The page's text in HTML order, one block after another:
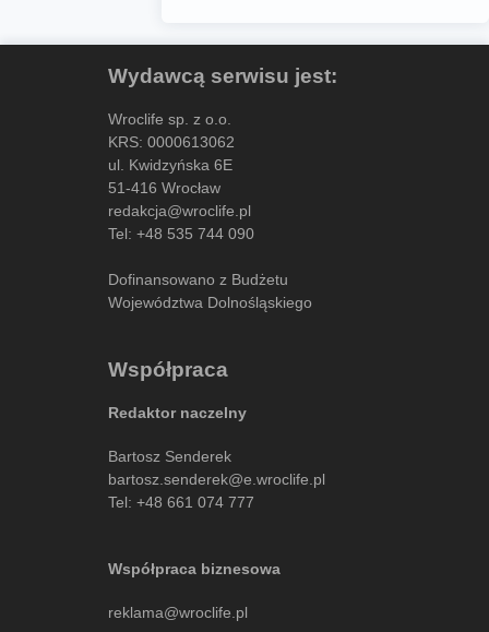
Wydawcą serwisu jest:
Wroclife sp. z o.o.
KRS: 0000613062
ul. Kwidzyńska 6E
51-416 Wrocław
redakcja@wroclife.pl
Tel: +48 535 744 090
Dofinansowano z Budżetu
Województwa Dolnośląskiego
Współpraca
Redaktor naczelny
Bartosz Senderek
bartosz.senderek@e.wroclife.pl
Tel: +48 661 074 777
Współpraca biznesowa
reklama@wroclife.pl